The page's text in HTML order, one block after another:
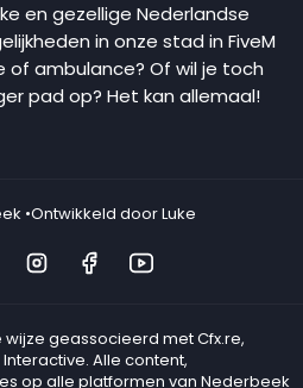
en gezellige Nederlandse
in onze stad in FiveM
of ambulance? Of wil je toch
pad op? Het kan allemaal!
•Ontwikkeld door Luke
geassocieerd met Cfx.re,
Alle content,
op alle platformen van Nederbeek